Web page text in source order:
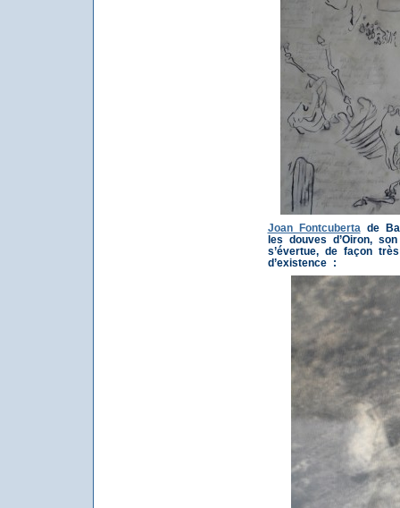
Joan Fontcuberta de
les douves d’Oiron,
s’évertue, de façon
d’existence :